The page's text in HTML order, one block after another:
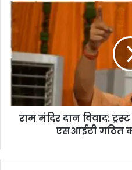
राम मंदिर दान विवाद:
एसआईटी गठित